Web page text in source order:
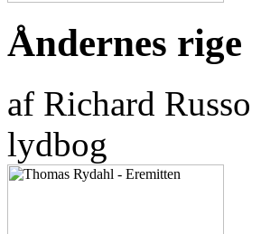
Åndernes rige
af Richard Russo
lydbog